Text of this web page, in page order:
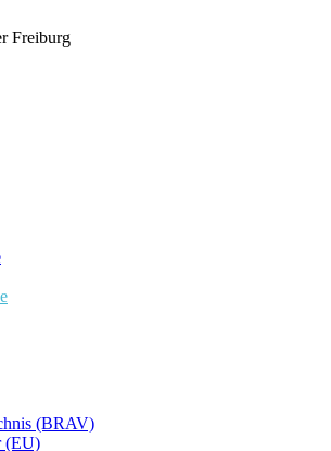
Freiburg
(BRAV)
(EU)